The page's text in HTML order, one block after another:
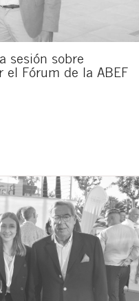
sesión sobre
Fórum de la ABEF